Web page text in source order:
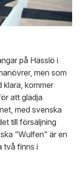
på Hässlö i
men som
klara, kommer
att glädja
med svenska
till försäljning
”Wulfen” är en
två finns i